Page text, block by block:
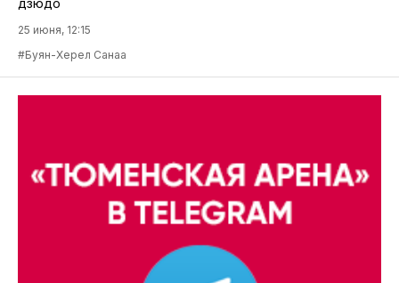
25 июня, 12:15
#Буян-Херел Санаа